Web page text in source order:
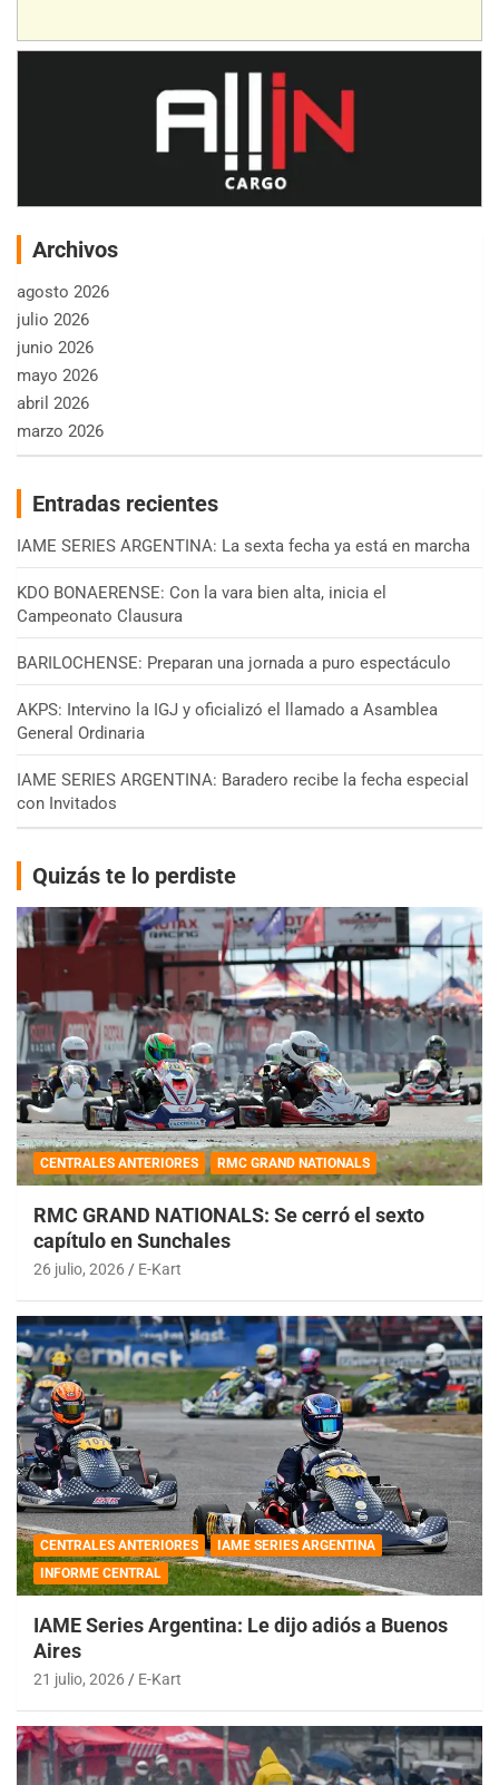
Archivos
agosto 2026
julio 2026
junio 2026
mayo 2026
abril 2026
marzo 2026
Entradas recientes
IAME SERIES ARGENTINA: La sexta fecha ya está en marcha
KDO BONAERENSE: Con la vara bien alta, inicia el
Campeonato Clausura
BARILOCHENSE: Preparan una jornada a puro espectáculo
AKPS: Intervino la IGJ y oficializó el llamado a Asamblea
General Ordinaria
IAME SERIES ARGENTINA: Baradero recibe la fecha especial
con Invitados
Quizás te lo perdiste
CENTRALES ANTERIORES RMC GRAND NATIONALS
RMC GRAND NATIONALS: Se cerró el sexto
capítulo en Sunchales
26 julio, 2026 E-Kart
CENTRALES ANTERIORES
IAME SERIES ARGENTINA
INFORME CENTRAL
IAME Series Argentina: Le dijo adiós a Buenos
Aires
21 julio, 2026 E-Kart